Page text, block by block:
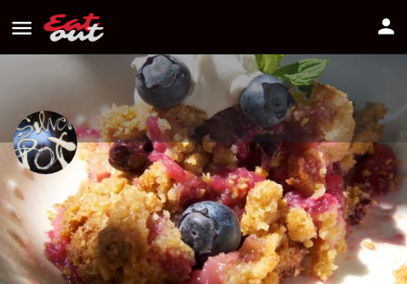
SILVER POT
Διεύθυνση
3E, Themistokli Dervi, Nicosia Πως να πάτε